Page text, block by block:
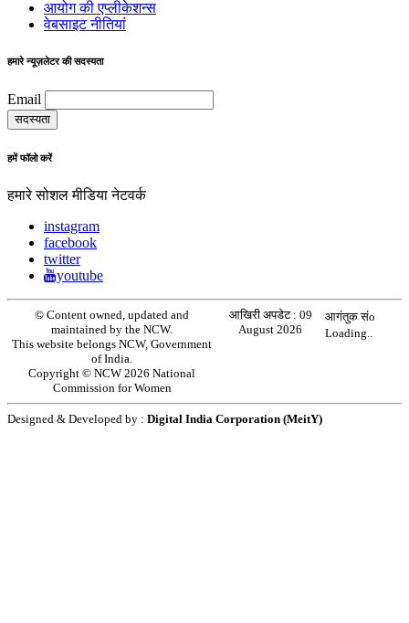
आयोग की एप्लीकेशन्स
वेबसाइट नीतियां
हमारे न्यूज़लेटर की सदस्यता
Email
हमें फॉलो करें
हमारे सोशल मीडिया नेटवर्क
instagram
facebook
twitter
youtube
© Content owned, updated and
maintained by the NCW.
This website belongs NCW, Government
of India.
Copyright © NCW 2026 National
Commission for Women
आखिरी अपडेट : 09
August 2026
आगंतुक संo
Loading..
Designed & Developed by : Digital India Corporation (MeitY)